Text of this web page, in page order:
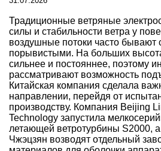
Традиционные ветряные
силы и стабильности ветра у
воздушные потоки часто бывают
порывистыми. На больших
сильнее и постояннее, поэтому
рассматривают возможность
Китайская компания сделала
направлении, перейдя от
производству. Компания Beijing
Technology запустила
летающей ветротурбины S2000,
Чжэцзян возводят отдельный